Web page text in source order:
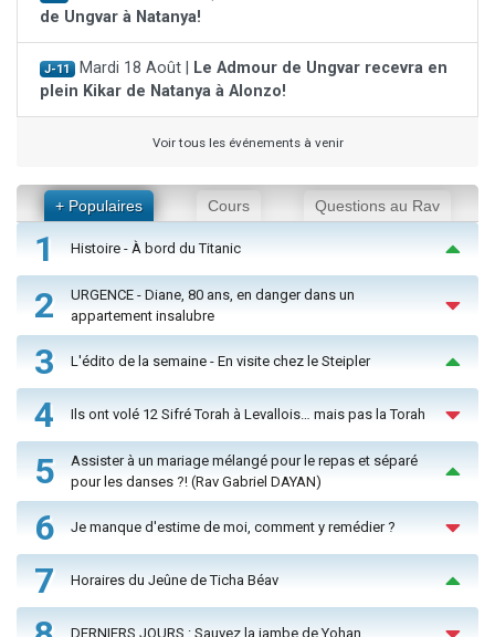
de Ungvar à Natanya!
J-11 Mardi 18 Août |
Le Admour de Ungvar recevra en
plein Kikar de Natanya à Alonzo!
Voir tous les événements à venir
+ Populaires Cours Questions au Rav
1 Histoire - À bord du Titanic
2
URGENCE - Diane, 80 ans, en danger dans un
appartement insalubre
3 L'édito de la semaine - En visite chez le Steipler
4 Ils ont volé 12 Sifré Torah à Levallois… mais pas la Torah
5
Assister à un mariage mélangé pour le repas et séparé
pour les danses ?! (Rav Gabriel DAYAN)
6 Je manque d'estime de moi, comment y remédier ?
7 Horaires du Jeûne de Ticha Béav
DERNIERS JOURS : Sauvez la jambe de Yohan